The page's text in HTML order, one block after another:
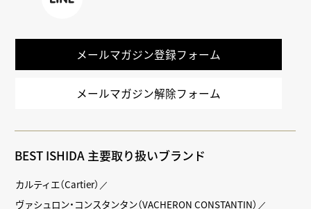
メールマガジン登録フォーム
メールマガジン解除フォーム
BEST ISHIDA 主要取り扱いブランド
カルティエ（Cartier）
ヴァシュロン・コンスタンタン（VACHERON CONSTANTIN）